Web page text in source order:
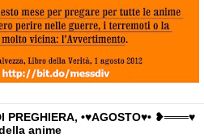
PREGHIERA, •♥AGOSTO♥• ❥═══♥
anime